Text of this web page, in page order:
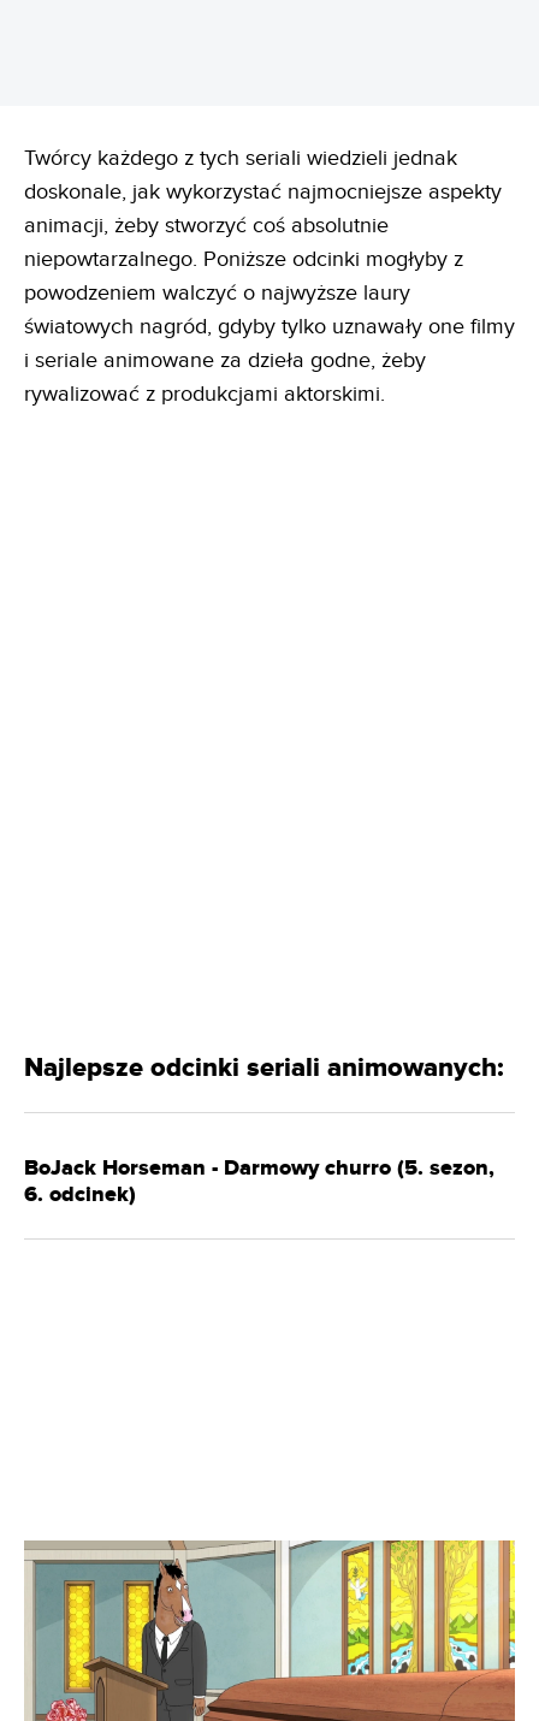
Twórcy każdego z tych seriali wiedzieli jednak
doskonale, jak wykorzystać najmocniejsze aspekty
animacji, żeby stworzyć coś absolutnie
niepowtarzalnego. Poniższe odcinki mogłyby z
powodzeniem walczyć o najwyższe laury
światowych nagród, gdyby tylko uznawały one filmy
i seriale animowane za dzieła godne, żeby
rywalizować z produkcjami aktorskimi.
Najlepsze odcinki seriali animowanych:
BoJack Horseman - Darmowy churro (5. sezon,
6. odcinek)